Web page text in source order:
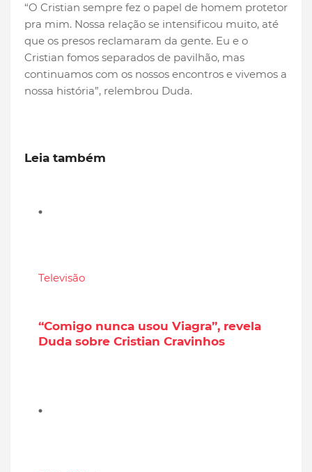
“O Cristian sempre fez o papel de homem protetor
pra mim. Nossa relação se intensificou muito, até
que os presos reclamaram da gente. Eu e o
Cristian fomos separados de pavilhão, mas
continuamos com os nossos encontros e vivemos a
nossa história”, relembrou Duda.
Leia também
Televisão
“Comigo nunca usou Viagra”, revela
Duda sobre Cristian Cravinhos